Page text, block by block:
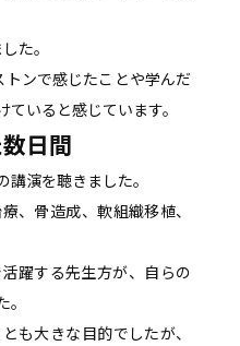
た。
ンで感じたことや学んだ
いると感じています。
日間
演を聴きました。
、骨造成、軟組織移植、
躍する先生方が、自らの
も大きな目的でしたが、